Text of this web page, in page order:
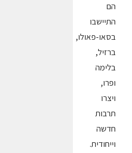
הם
התיישבו
בסאו-פאולו,
ברזיל,
בלימה
ופרו,
ויצרו
תרבות
חדשה
וייחודית.